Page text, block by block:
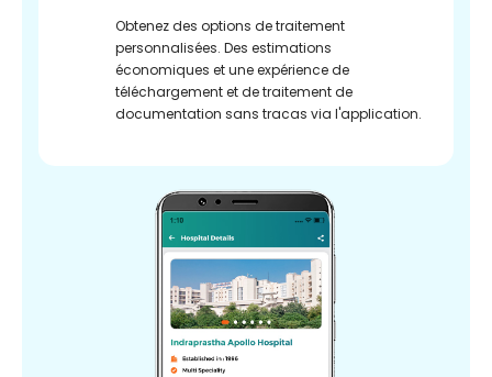
Obtenez des options de traitement
personnalisées. Des estimations
économiques et une expérience de
téléchargement et de traitement de
documentation sans tracas via l'application.